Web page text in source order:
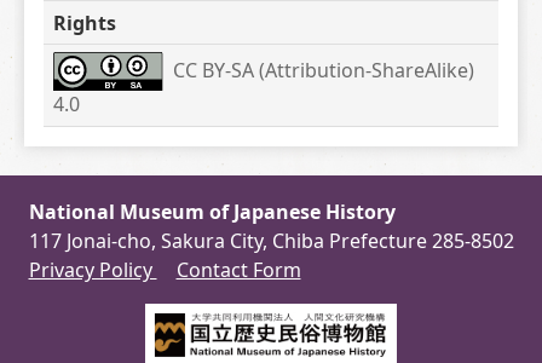
Rights
CC BY-SA (Attribution-ShareAlike)
4.0
National Museum of Japanese History
117 Jonai-cho, Sakura City, Chiba Prefecture 285-8502
Privacy Policy
Contact Form